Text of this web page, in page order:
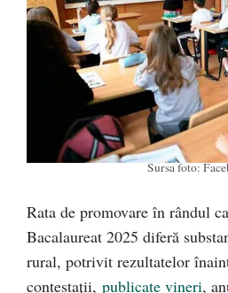
Sursa foto:
Rata de promovare în rândul
Bacalaureat 2025 diferă
rural, potrivit rezultatelor
contestații, publicate vineri,